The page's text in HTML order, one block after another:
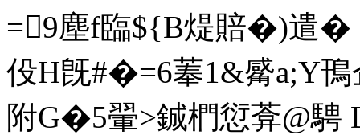
=9塵f臨${B煶賠�)遣
伇H旣#�=6菶1&觱a;Y鳱
附G�5翬>鋮椚愆葊@